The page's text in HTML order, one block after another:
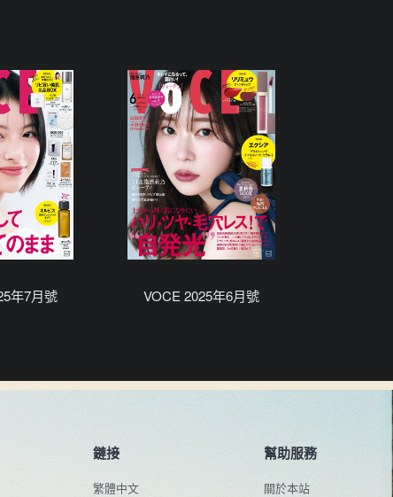
年7月號 VOCE 2025年6月號
鏈接
繁體中文
幫助服務
關於本站